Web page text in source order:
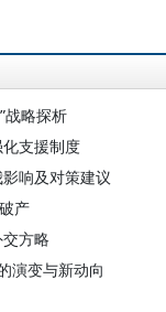
战略探析
支援制度
响及对策建议
产
方略
演变与新动向